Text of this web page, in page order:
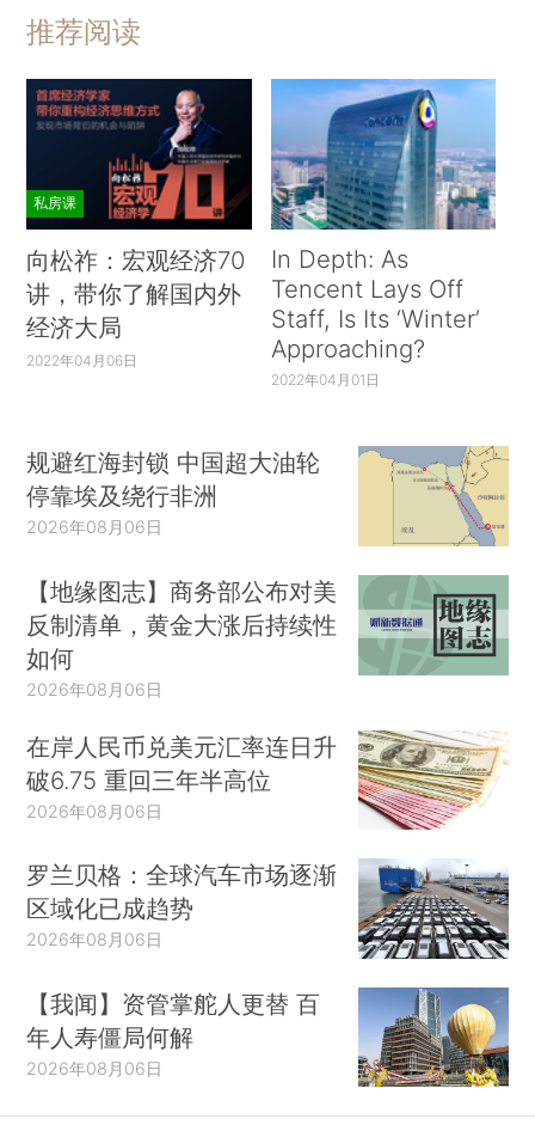
推荐阅读
私房课
向松祚：宏观经济70
讲，带你了解国内外
经济大局
2022年04月06日
In Depth: As
Tencent Lays Off
Staff, Is Its ‘Winter’
Approaching?
2022年04月01日
规避红海封锁 中国超大油轮
停靠埃及绕行非洲
2026年08月06日
【地缘图志】商务部公布对美
反制清单，黄金大涨后持续性
如何
2026年08月06日
在岸人民币兑美元汇率连日升
破6.75 重回三年半高位
2026年08月06日
罗兰贝格：全球汽车市场逐渐
区域化已成趋势
2026年08月06日
【我闻】资管掌舵人更替 百
年人寿僵局何解
2026年08月06日